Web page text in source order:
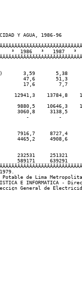
Y AGUA, 1986-96
³  1986   ³   1987   ³
3,59       5,38
47,6
17,6        7,7
12941,3    13784,8
10646,3
3060,8     3138,5
-          -
7916,7     8727,4
4465,2     4908,6
232531     251321
589171     639291
de Lima
E INFORMATICA
General de